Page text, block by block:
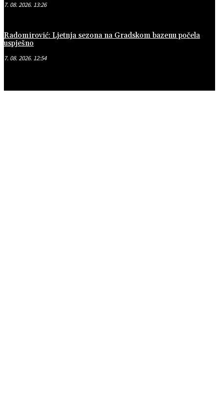
7. 08. 2026. 13:26
Radomirović: Ljetnja sezona na Gradskom bazenu počela
uspješno
7. 08. 2026. 12:54